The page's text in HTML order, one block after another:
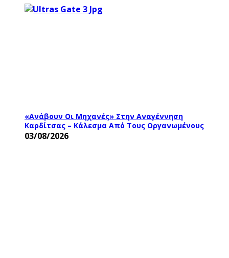
«Ανάβουν Οι Μηχανές» Στην Αναγέννηση
Καρδίτσας – Κάλεσμα Από Τους Οργανωμένους
03/08/2026